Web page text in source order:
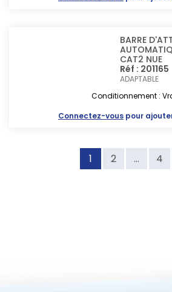
BARRE
CAT2 NUE
Réf : 201165
ADAPTABLE
Conditionnement :
Connectez-vous pour
1 2 ... 4